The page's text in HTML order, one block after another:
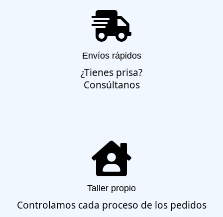
Envíos rápidos
¿Tienes prisa?
Consúltanos
Taller propio
Controlamos cada proceso de los pedidos